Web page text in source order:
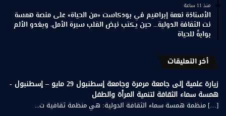
منذ 11 ساعة
الأستاذة نعمة إبراهيم في بودكاست «من الحياة» على منصة همسة
نت الثقافة الدولية… حين يكتب نبض القلب سيرة الأمل، ويغدو الألم
بوابةً للحياة
أخر التعليقات
زيارة علمية إلى جامعة مرمرة وجامعة إسطنبول 29 مايو – إسطنبول -
همسة سماء الثقافة لتنمية المرأة والطفل
[…] منظمة همسة سماء الثقافة الدولية: هي منظمة ثقافية ت...